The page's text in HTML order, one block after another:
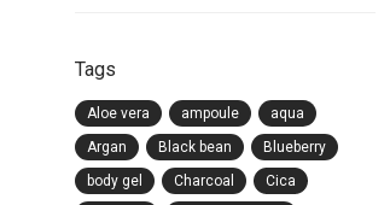
Tags
Aloe vera ampoule
aqua
Argan
Black bean
Blueberry
body gel
Charcoal
Cica